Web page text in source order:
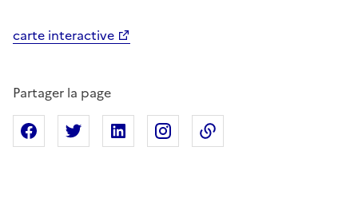
carte interactive
Partager la page
Partager sur Facebook
Partager sur XPartager sur Linkedin
Partager sur Instagram